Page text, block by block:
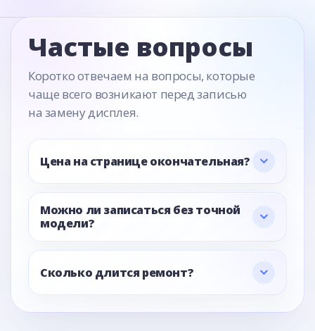
Частые вопросы
Коротко отвечаем на вопросы, которые
чаще всего возникают перед записью
на замену дисплея.
Цена на странице окончательная?
Можно ли записаться без точной
модели?
Сколько длится ремонт?